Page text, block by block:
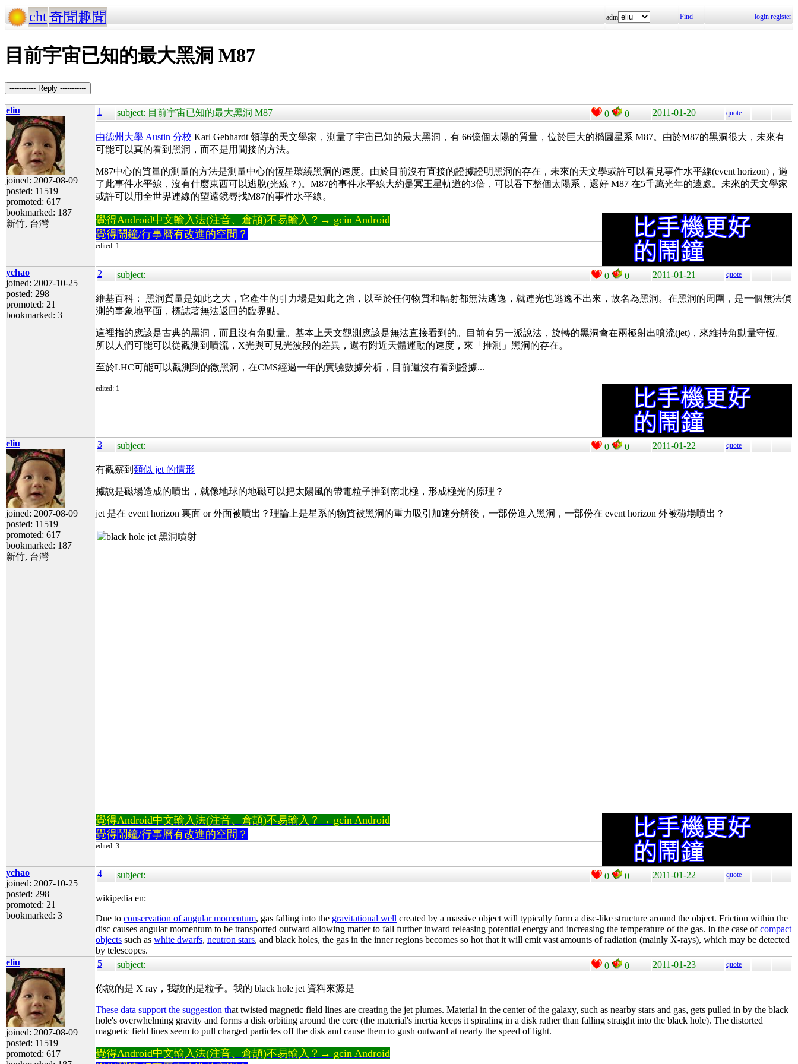
cht奇聞趣聞 adm Find login register
目前宇宙已知的最大黑洞 M87
----------- Reply -----------
eliu
joined: 2007-08-09
posted: 11519
promoted: 617
bookmarked: 187
新竹, 台灣
1 subject: 目前宇宙已知的最大黑洞 M87 0 0 2011-01-20 quote
由德州大學 Austin 分校 Karl Gebhardt 領導的天文學家，測量了宇宙已知的最大黑洞，有 66億個太陽的質量，位於巨大的橢圓星系 M87。由於M87的黑洞很大，未來有
可能可以真的看到黑洞，而不是用間接的方法。
M87中心的質量的測量的方法是測量中心的恆星環繞黑洞的速度。由於目前沒有直接的證據證明黑洞的存在，未來的天文學或許可以看見事件水平線(event horizon)，過
了此事件水平線，沒有什麼東西可以逃脫(光線？)。M87的事件水平線大約是冥王星軌道的3倍，可以吞下整個太陽系，還好 M87 在5千萬光年的遠處。未來的天文學家
或許可以用全世界連線的望遠鏡尋找M87的事件水平線。
覺得Android中文輸入法(注音、倉頡)不易輸入？→ gcin Android
覺得鬧鐘/行事曆有改進的空間？
edited: 1
ychao
joined: 2007-10-25
posted: 298
promoted: 21
bookmarked: 3
2 subject: 0 0 2011-01-21 quote
維基百科： 黑洞質量是如此之大，它產生的引力場是如此之強，以至於任何物質和輻射都無法逃逸，就連光也逃逸不出來，故名為黑洞。在黑洞的周圍，是一個無法偵
測的事象地平面，標誌著無法返回的臨界點。
這裡指的應該是古典的黑洞，而且沒有角動量。基本上天文觀測應該是無法直接看到的。目前有另一派說法，旋轉的黑洞會在兩極射出噴流(jet)，來維持角動量守恆。
所以人們可能可以從觀測到噴流，X光與可見光波段的差異，還有附近天體運動的速度，來「推測」黑洞的存在。
至於LHC可能可以觀測到的微黑洞，在CMS經過一年的實驗數據分析，目前還沒有看到證據...
edited: 1
eliu
joined: 2007-08-09
posted: 11519
promoted: 617
bookmarked: 187
新竹, 台灣
3 subject: 0 0 2011-01-22 quote
有觀察到 類似 jet 的情形
據說是磁場造成的噴出，就像地球的地磁可以把太陽風的帶電粒子推到南北極，形成極光的原理？
jet 是在 event horizon 裏面 or 外面被噴出？理論上是星系的物質被黑洞的重力吸引加速分解後，一部份進入黑洞，一部份在 event horizon 外被磁場噴出？
覺得Android中文輸入法(注音、倉頡)不易輸入？→ gcin Android
覺得鬧鐘/行事曆有改進的空間？
edited: 3
ychao
joined: 2007-10-25
posted: 298
promoted: 21
bookmarked: 3
4 subject: 0 0 2011-01-22 quote
wikipedia en:
Due to conservation of angular momentum, gas falling into the gravitational well created by a massive object will typically form a disc-like structure around the object. Friction within the
disc causes angular momentum to be transported outward allowing matter to fall further inward releasing potential energy and increasing the temperature of the gas. In the case ofcompact
objects such as white dwarfs, neutron stars, and black holes, the gas in the inner regions becomes so hot that it will emit vast amounts of radiation (mainly X-rays), which may be detected
by telescopes.
eliu
joined: 2007-08-09
posted: 11519
promoted: 617
5 subject: 0 0 2011-01-23 quote
你說的是 X ray，我說的是粒子。我的 black hole jet 資料來源是
These data support the suggestion that twisted magnetic field lines are creating the jet plumes. Material in the center of the galaxy, such as nearby stars and gas, gets pulled in by the black
hole's overwhelming gravity and forms a disk orbiting around the core (the material's inertia keeps it spiraling in a disk rather than falling straight into the black hole). The distorted
magnetic field lines seem to pull charged particles off the disk and cause them to gush outward at nearly the speed of light.
覺得Android中文輸入法(注音、倉頡)不易輸入？→ gcin Android